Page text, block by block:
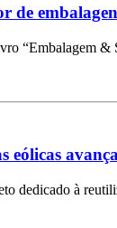
de
“Embalagem &
eólicas
dedicado à